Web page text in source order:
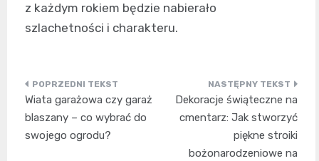
z każdym rokiem będzie nabierało
szlachetności i charakteru.
Nawigacja
wpisu
Wiata garażowa czy garaż
blaszany – co wybrać do
swojego ogrodu?
Dekoracje świąteczne na
cmentarz: Jak stworzyć
piękne stroiki
bożonarodzeniowe na